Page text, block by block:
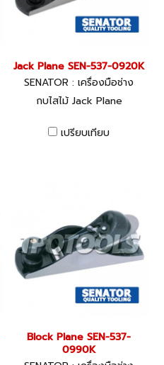
Jack Plane SEN-537-0920K
SENATOR : เครื่องมือช่าง
กบไสไม้ Jack Plane
เปรียบเทียบ
Block Plane SEN-537-
0990K